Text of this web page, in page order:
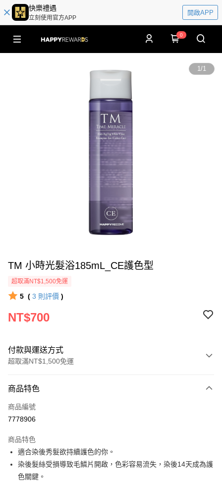
快樂禮遇
立刻使用官方APP
開啟APP
0
1/1
TM 小時光髮浴185mL_CE護色型
超取滿NT$1,500免運
5 ( 3 則評價 )
NT$700
付款與運送方式
超取滿NT$1,500免運
信用卡一次付款
超商取貨付款
Apple Pay
街口支付
商品特色
商品編號
7778906
商品特色
適合染後秀髮欲持續護色的你。
染後髮絲受損導致毛鱗片開啟，色彩容易流失，染後14天成為護
色關鍵。